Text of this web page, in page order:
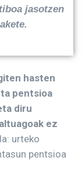
jasotzen
hasten
pentsioa
diru
ez
urteko
pentsioa